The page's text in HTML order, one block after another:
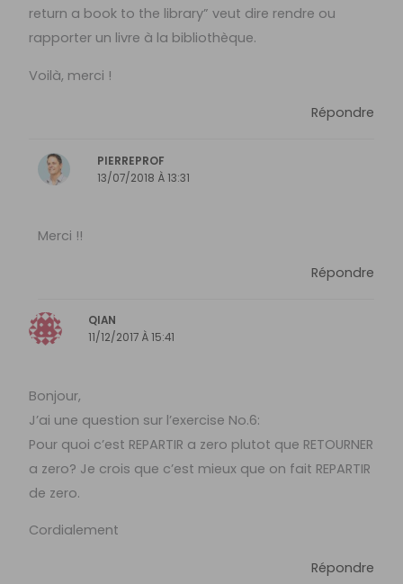
return a book to the library” veut dire rendre ou
rapporter un livre à la bibliothèque.
Voilà, merci !
Répondre
PIERREPROF
13/07/2018 À 13:31
Merci !!
Répondre
QIAN
11/12/2017 À 15:41
Bonjour,
J’ai une question sur l’exercise No.6:
Pour quoi c’est REPARTIR a zero plutot que RETOURNER
a zero? Je crois que c’est mieux que on fait REPARTIR
de zero.
Cordialement
Répondre